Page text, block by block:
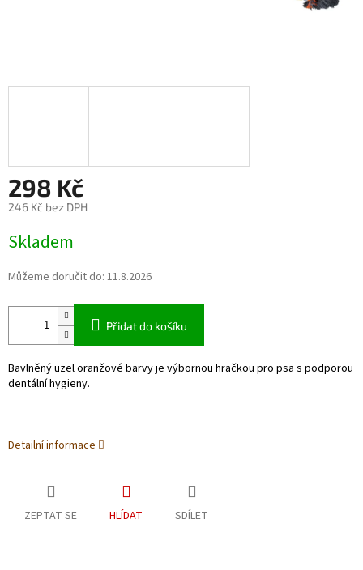
298 Kč
246 Kč bez DPH
cena:
Skladem
Můžeme doručit do: 11.8.2026
Přidat do košíku
Bavlněný uzel oranžové barvy je výbornou hračkou pro psa s podporou
dentální hygieny.
Detailní informace
ZEPTAT SE HLÍDAT SDÍLET